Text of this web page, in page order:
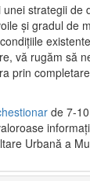
strategii de
și gradul de
vă rugăm să
prin
de 7-
Urbană a